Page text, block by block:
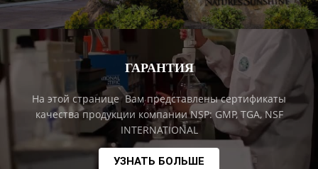
ГАРАНТИЯ
На этой странице Вам представлены сертификаты
качества продукции компании NSP: GMP, TGA, NSF
INTERNATIONAL
УЗНАТЬ БОЛЬШЕ